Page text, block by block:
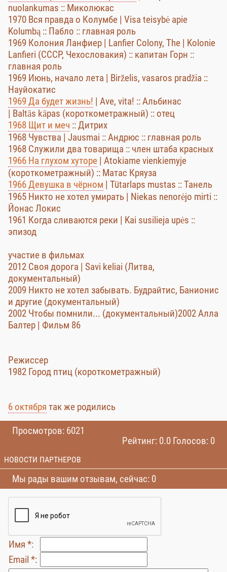
nuolankumas :: Миколюкас
1970 Вся правда о Колумбе | Visa teisybė apie
Kolumbą :: Пабло :: главная роль
1969 Колония Ланфиер | Lanfier Colony, The | Kolonie
Lanfieri (СССР, Чехословакия) :: капитан Горн ::
главная роль
1969 Июнь, начало лета | Birželis, vasaros pradžia ::
Науйокатис
1969 Да будет жизнь! | Ave, vita! :: Альбинас
| Baltās kāpas (короткометражный) :: отец
1968 Щит и меч :: Дитрих
1968 Чувства | Jausmai :: Андрюс :: главная роль
1968 Служили два товарища :: член штаба красных
1966 На глухом хуторе | Atokiame vienkiemyje
(короткометражный) :: Матас Кряуза
1966 Девушка в чёрном | Tütarlaps mustas :: Танель
1965 Никто не хотел умирать | Niekas nenorėjo mirti ::
Йонас Локис
1961 Когда сливаются реки | Kai susilieja upės ::
эпизод
участие в фильмах
2012 Своя дорога | Savi keliai (Литва,
документальный)
2009 Никто не хотел забывать. Будрайтис, Банионис
и другие (документальный)
2002 Чтобы помнили... (документальный)2002 Алла
Балтер | Фильм 86
Режиссер
1982 Город птиц (короткометражный)
6 октября так же родились
Просмотров: 6021
Рейтинг: 0.0 Голосов: 0
НОВОСТИ ПАРТНЕРОВ
Мы рады вашим отзывам, сейчас: 0
Имя *:
Email *: